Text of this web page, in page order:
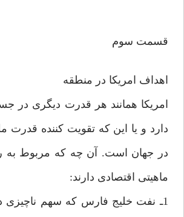
قسمت سوم
اهداف امريكا در منطقه
امريكا همانند هر قدرت ديگرى
دارد و يا اين كه تقويت كننده
در جهان است. آن چه كه مربوط به
ماهيتى اقتصادى دارند:
1ـ نفت خليج فارس كه سهم ناچيزى